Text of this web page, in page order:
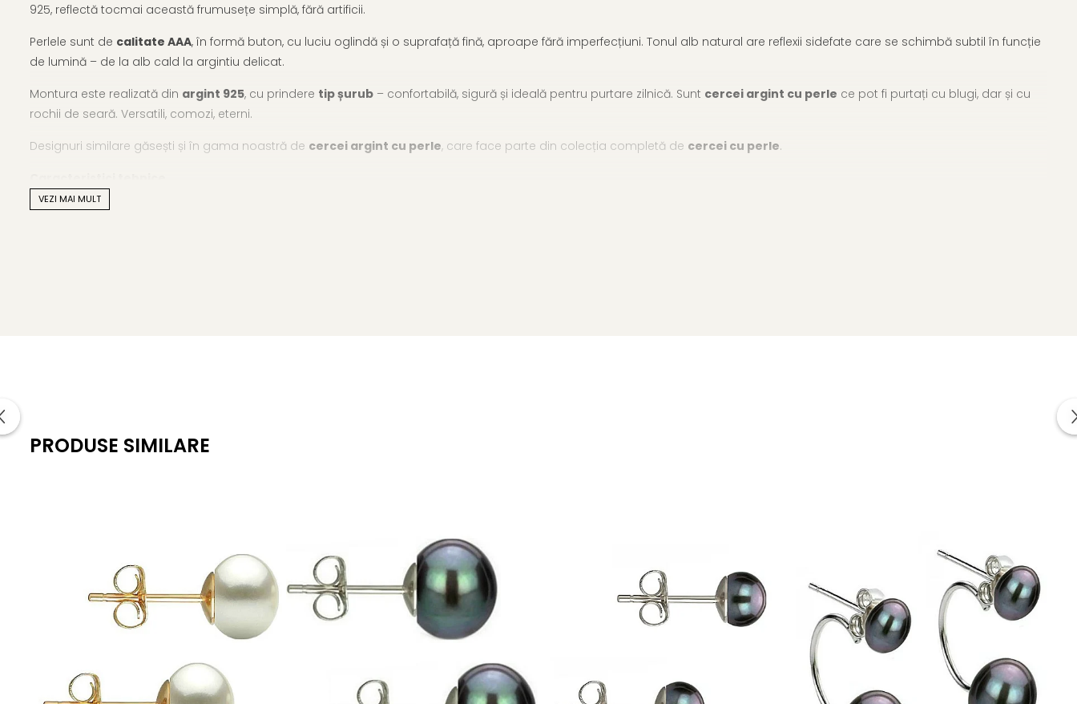
925, reflectă tocmai această frumusețe simplă, fără artificii.
Perlele sunt de calitate AAA, în formă buton, cu luciu oglindă și o suprafață fină, aproape fără imperfecțiuni. Tonul alb natural are reflexii sidefate care se schimbă subtil în funcție
de lumină – de la alb cald la argintiu delicat.
Montura este realizată din argint 925, cu prindere tip șurub – confortabilă, sigură și ideală pentru purtare zilnică. Sunt cercei argint cu perle ce pot fi purtați cu blugi, dar și cu
rochii de seară. Versatili, comozi, eterni.
Designuri similare găsești și în gama noastră de cercei argint cu perle, care face parte din colecția completă de cercei cu perle.
Tipul perlei: perle naturale de apă dulce
metale prețioase certificate. Fiecare bijuterie cu perle este însoțită de un certificat de garanție și autenticitate care atestă proveniența naturală a perlelor.
Pentru femeia care apreciază lucrurile bine făcute, fără ostentație – acești cercei cu perle albe
sunt definiția echilibrului clasic.
colier cu perle și o brățară cu perle asortată pot transforma acești cercei într-un set care cucerește prin eleganță și armonie vizuală.
VEZI MAI MULT
PRODUSE SIMILARE